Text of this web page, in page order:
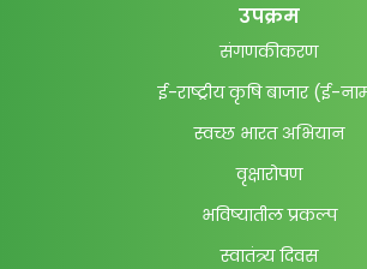
उपक्रम
संगणकीकरण
ई-राष्ट्रीय कृषि बाजार (ई-
स्वच्छ भारत अभियान
वृक्षारोपण
भविष्यातील प्रकल्प
स्वातंत्र्य दिवस